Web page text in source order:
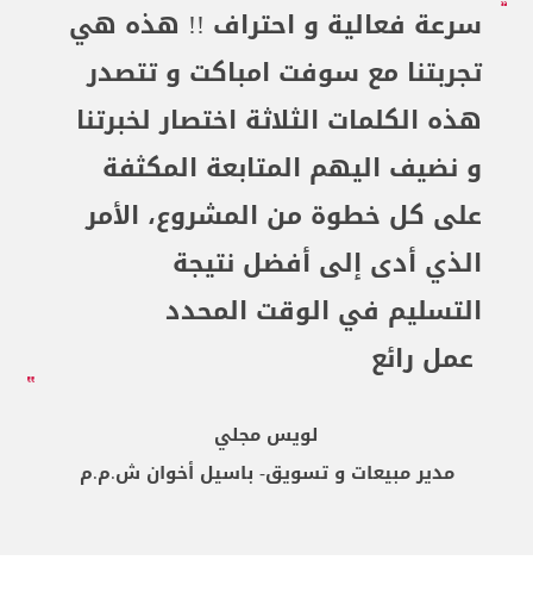
سرعة فعالية و احتراف !! هذه هي
تجربتنا مع سوفت امباكت و تتصدر
هذه الكلمات الثلاثة اختصار لخبرتنا
و نضيف اليهم المتابعة المكثفة
على كل خطوة من المشروع، الأمر
الذي أدى إلى أفضل نتيجة
التسليم في الوقت المحدد
عمل رائع
لويس مجلي
مدير مبيعات و تسويق- باسيل أخوان ش.م.م